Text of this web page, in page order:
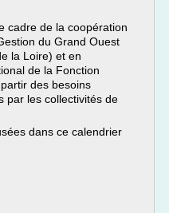
cadre de la coopération
du Grand Ouest
la Loire) et en
de la Fonction
des besoins
par les collectivités de
dans ce calendrier